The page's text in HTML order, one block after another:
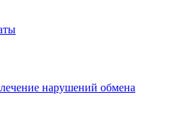
нарушений обмена